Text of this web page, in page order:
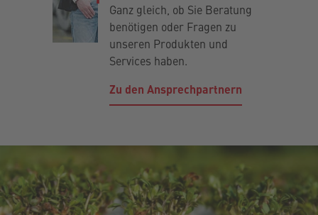
Ganz gleich, ob Sie Beratung
benötigen oder Fragen zu
unseren Produkten und
Services haben.
Zu den Ansprechpartnern